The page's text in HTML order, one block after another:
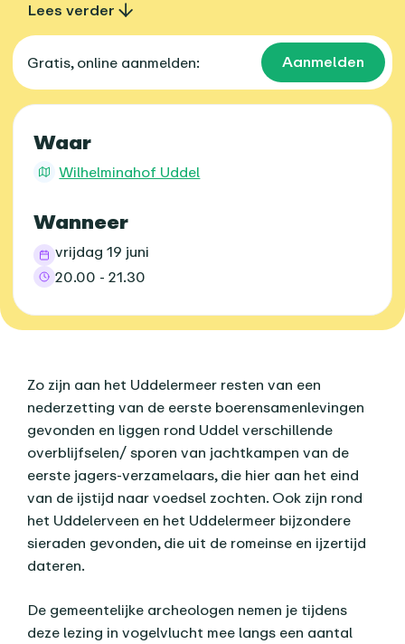
Lees verder
Gratis, online aanmelden: Aanmelden
Praktische informatie
Waar
Wilhelminahof Uddel
Wanneer
vrijdag 19 juni
20.00 - 21.30
Over dit agenda-item
Zo zijn aan het Uddelermeer resten van een
nederzetting van de eerste boerensamenlevingen
gevonden en liggen rond Uddel verschillende
overblijfselen/ sporen van jachtkampen van de
eerste jagers-verzamelaars, die hier aan het eind
van de ijstijd naar voedsel zochten. Ook zijn rond
het Uddelerveen en het Uddelermeer bijzondere
sieraden gevonden, die uit de romeinse en ijzertijd
dateren.
De gemeentelijke archeologen nemen je tijdens
deze lezing in vogelvlucht mee langs een aantal